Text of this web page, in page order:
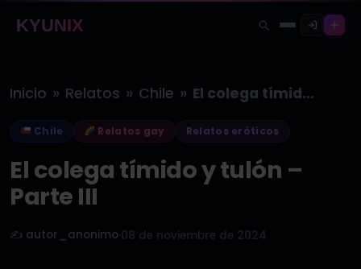
KYUNIX
Inicio » Relatos » Chile » El colega tímido y tulón –…
Chile Relatos gay Relatos eróticos
El colega tímido y tulón –
Parte III
✍️ autor_anonimo 08 de noviembre de 2024